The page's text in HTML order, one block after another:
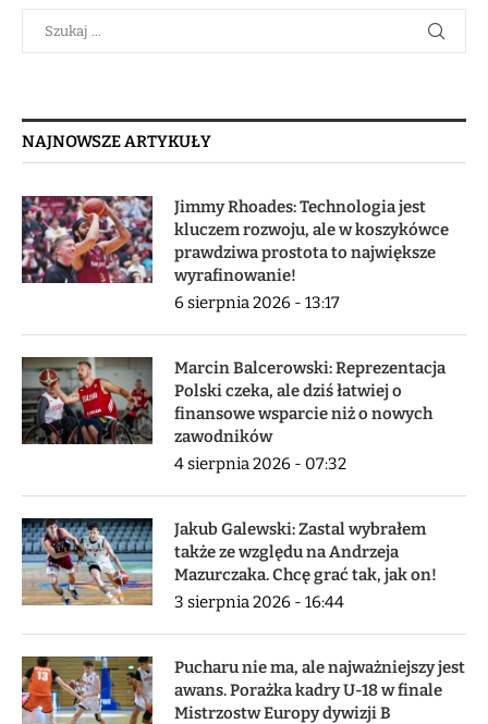
NAJNOWSZE ARTYKUŁY
Jimmy Rhoades: Technologia jest
kluczem rozwoju, ale w koszykówce
prawdziwa prostota to największe
wyrafinowanie!
6 sierpnia 2026 - 13:17
Marcin Balcerowski: Reprezentacja
Polski czeka, ale dziś łatwiej o
finansowe wsparcie niż o nowych
zawodników
4 sierpnia 2026 - 07:32
Jakub Galewski: Zastal wybrałem
także ze względu na Andrzeja
Mazurczaka. Chcę grać tak, jak on!
3 sierpnia 2026 - 16:44
Pucharu nie ma, ale najważniejszy jest
awans. Porażka kadry U-18 w finale
Mistrzostw Europy dywizji B